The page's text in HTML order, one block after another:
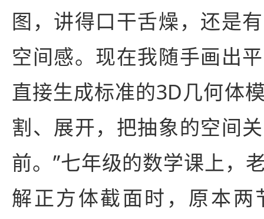
图，讲得口干舌燥，还是
空间感。现在我随手画出
直接生成标准的3D几何体
割、展开，把抽象的空间
前。”七年级的数学课上，
解正方体截面时，原本两